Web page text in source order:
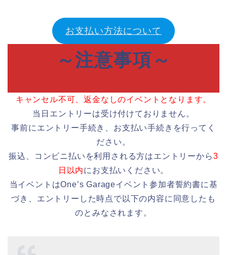
お支払い方法について
～注意事項～
キャンセル不可、返金なしのイベントとなります。
当日エントリーは受け付けておりません。
事前にエントリー手続き、お支払い手続きを行ってく
ださい。
振込、コンビニ払いを利用される方はエントリーから3
日以内にお支払いください。
当イベントはOne’s Garageイベント参加者誓約書に基
づき、エントリーした時点で以下の内容に同意したも
のとみなされます。